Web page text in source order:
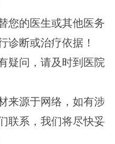
您的医生或其他医务
诊断或治疗依据！
疑问，请及时到医院
来源于网络，如有涉
联系，我们将尽快妥